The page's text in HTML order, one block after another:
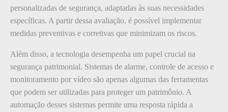
personalizadas de segurança, adaptadas às suas necessidades
específicas. A partir dessa avaliação, é possível implementar
medidas preventivas e corretivas que minimizam os riscos.
Além disso, a tecnologia desempenha um papel crucial na
segurança patrimonial. Sistemas de alarme, controle de acesso e
monitoramento por vídeo são apenas algumas das ferramentas
que podem ser utilizadas para proteger um patrimônio. A
automação desses sistemas permite uma resposta rápida a